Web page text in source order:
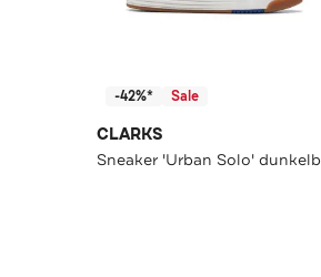
-42%* Sale
CLARKS